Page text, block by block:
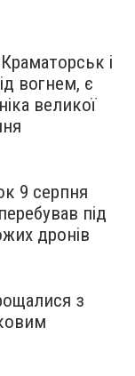
і
вогнем, є
великої
9 серпня
під
дронів
з